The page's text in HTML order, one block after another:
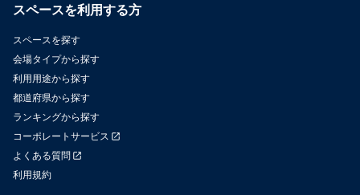
スペースを利用する方
スペースを探す
会場タイプから探す
利用用途から探す
都道府県から探す
ランキングから探す
コーポレートサービス
よくある質問
利用規約